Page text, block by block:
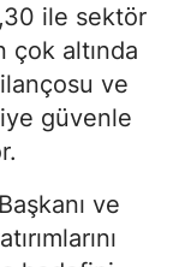
ile sektör
çok altında
ve
güvenle
ve